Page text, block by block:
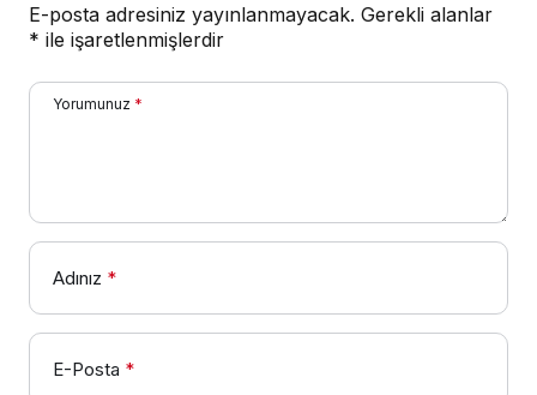
E-posta adresiniz yayınlanmayacak. Gerekli alanlar
* ile işaretlenmişlerdir
Yorumunuz *
Adınız *
E-Posta *